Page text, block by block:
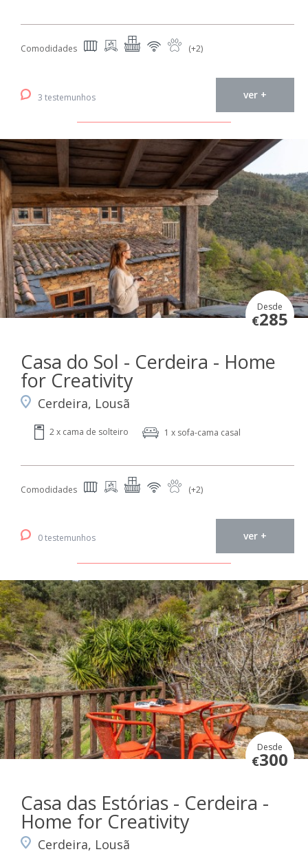
Comodidades (+2)
3 testemunhos ver +
Desde
€285
Casa do Sol - Cerdeira - Home
for Creativity
Cerdeira, Lousã
2 x cama de solteiro 1 x sofa-cama casal
Comodidades (+2)
0 testemunhos ver +
Desde
€300
Casa das Estórias - Cerdeira -
Home for Creativity
Cerdeira, Lousã